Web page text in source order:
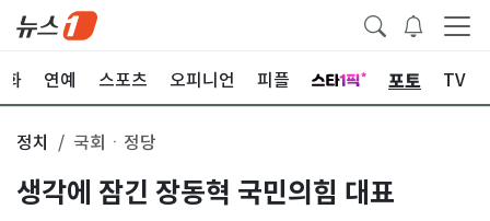
화 연예 스포츠 오피니언 피플 포토 TV
정치 국회ㆍ정당
생각에 잠긴 장동혁 국민의힘 대표